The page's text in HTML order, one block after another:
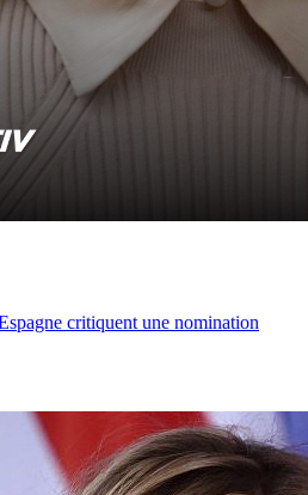
critiquent une nomination